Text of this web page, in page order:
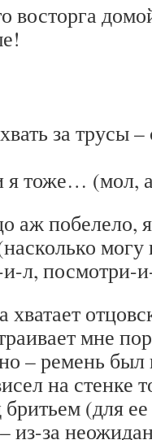
восторга
за трусы –
тоже… (мол, а
аж побелело,
и-л,
мне
– ремень
на стенке
(для
из-за